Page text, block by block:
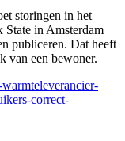
State in Amsterdam
publiceren. Dat heeft
van een bewoner.
correct-